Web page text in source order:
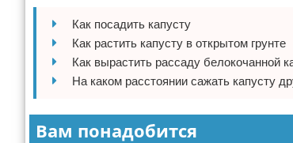
Ремонт квартиры
Ванная
Домашний быт
Коммунальные услуги
Сантехника
Условия предоставления информации
Отказ от ответственности
Как посадить капусту
Как растить капусту в открытом грунте
Как вырастить рассаду белокочанной
На каком расстоянии сажать капусту
Вам понадобится